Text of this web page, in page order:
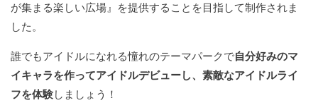
が集まる楽しい広場』を提供することを目指して制作されま
した。
誰でもアイドルになれる憧れのテーマパークで自分好みのマ
イキャラを作ってアイドルデビューし、素敵なアイドルライ
フを体験しましょう！